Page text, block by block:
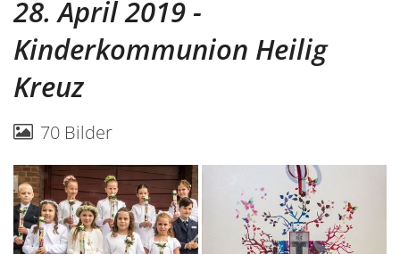
28. April 2019 -
Kinderkommunion Heilig
Kreuz
70 Bilder